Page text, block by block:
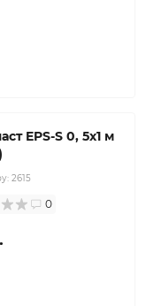
EPS-S 0, 5х1 м
2615
0